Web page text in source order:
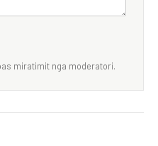
miratimit nga moderatori.